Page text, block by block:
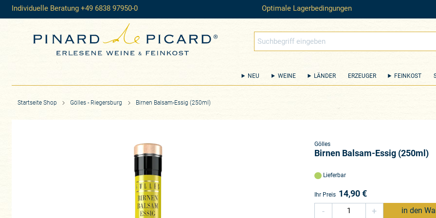
Individuelle Beratung +49 6838 97950-0 Optimale Lagerbedingungen
NEU WEINE LÄNDER ERZEUGER FEINKOST
Startseite Shop Gölles - Riegersburg Birnen Balsam-Essig (250ml)
Gölles
Birnen Balsam-Essig (250ml)
Lieferbar
Ihr Preis 14,90€
-
+ in den